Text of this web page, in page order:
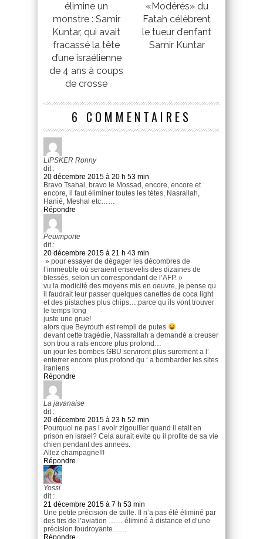
élimine un
monstre : Samir
Kuntar, qui avait
fracassé la tête
d’une israélienne
de 4 ans à coups
de crosse
«Modérés» du
Fatah célèbrent
le tueur d’enfant
Samir Kuntar
6 COMMENTAIRES
LIPSKER Ronny
dit :
20 décembre 2015 à 20 h 53 min
Bravo Tsahal, bravo le Mossad, encore, encore et
encore, il faut éliminer toutes les tétes, Nasrallah,
Hanié, Meshal etc……
Répondre
Peuimporte
dit :
20 décembre 2015 à 21 h 43 min
» pour essayer de dégager les décombres de
l’immeuble où seraient ensevelis des dizaines de
blessés, selon un correspondant de l’AFP. »
vu la modicité des moyens mis en oeuvre, je pense qu
il faudrait leur passer quelques canettes de coca light
et des pistaches plus chips….parce qu ils vont trouver
le temps long
juste une grue!
alors que Beyrouth est rempli de putes
devant cette tragédie, Nassrallah a demandé a creuser
son trou a rats encore plus profond…
un jour les bombes GBU serviront plus surement a l’
enterrer encore plus profond qu ‘ a bombarder les sites
iraniens
Répondre
La javanaise
dit :
20 décembre 2015 à 23 h 52 min
Pourquoi ne pas l avoir zigouiller quand il etait en
prison en israel? Cela aurait evite qu il profite de sa vie
chien pendant des annees.
Allez champagne!!!
Répondre
Yossi
dit :
21 décembre 2015 à 7 h 53 min
Une petite précision de taille. Il n’a pas été éliminé par
des tirs de l’aviation …… éliminé à distance et d’une
précision foudroyante……
Répondre